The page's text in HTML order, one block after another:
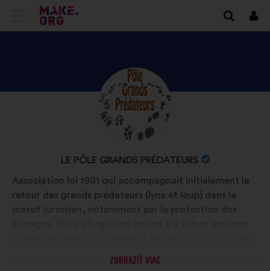
PREJSŤ
DOMOVSKÚ
STRÁNKU
MAKE.ORG
sa
ZOZNÁMTE
SA
S
PROFILOM
PÔLE
GRANDS
NÁZOV
ORGANIZÁCIE:
LE PÔLE GRANDS PRÉDATEURS
Životopis:
Association loi 1901 qui accompagnait initialement le
retour des grands prédateurs (lynx et loup) dans le
massif jurassien, notamment par la protection des
à l'importance d'avoir ces espèces dans nos
ZOBRAZIŤ VIAC